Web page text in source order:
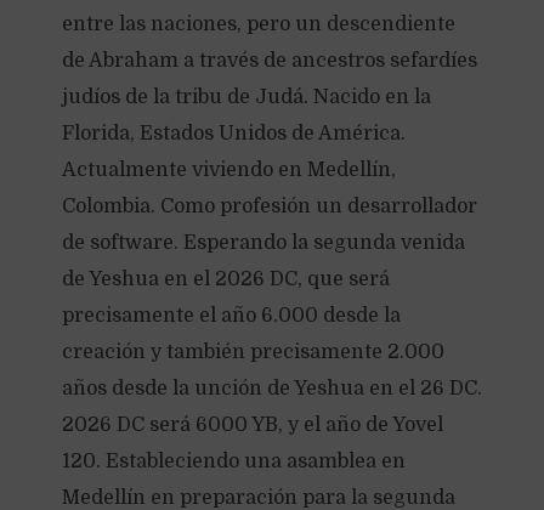
entre las naciones, pero un descendiente
de Abraham a través de ancestros sefardíes
judíos de la tribu de Judá. Nacido en la
Florida, Estados Unidos de América.
Actualmente viviendo en Medellín,
Colombia. Como profesión un desarrollador
de software. Esperando la segunda venida
de Yeshua en el 2026 DC, que será
precisamente el año 6.000 desde la
creación y también precisamente 2.000
años desde la unción de Yeshua en el 26 DC.
2026 DC será 6000 YB, y el año de Yovel
120. Estableciendo una asamblea en
Medellín en preparación para la segunda